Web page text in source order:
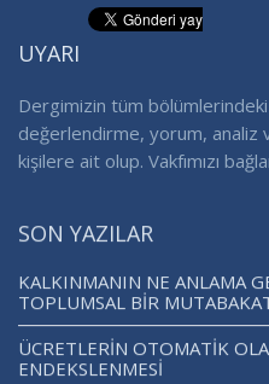
UYARI
Dergimizin tüm bölümlerindeki
değerlendirme, yorum, analiz
kişilere ait olup. Vakfımızı
SON YAZILAR
KALKINMANIN NE ANLAMA
TOPLUMSAL BİR
ÜCRETLERİN OTOMATİK
ENDEKSLENMESİ